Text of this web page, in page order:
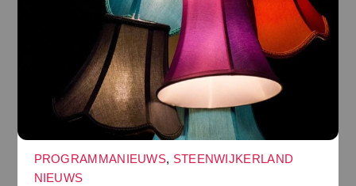
PROGRAMMANIEUWS, STEENWIJKERLAND
NIEUWS